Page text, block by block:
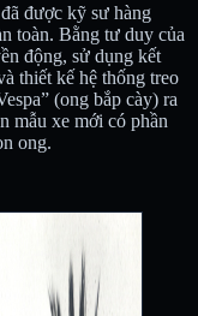
được kỹ sư hàng
toàn. Bằng tư duy của
động, sử dụng kết
thiết kế hệ thống treo
(ong bắp cày) ra
mẫu xe mới có phần
ong.